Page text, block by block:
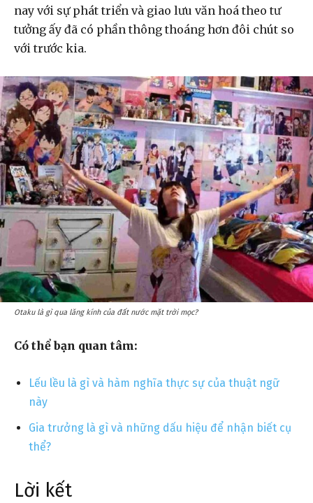
nay với sự phát triển và giao lưu văn hoá theo tư
tưởng ấy đã có phần thông thoáng hơn đôi chút so
với trước kia.
Otaku là gì qua lăng kính của đất nước mặt trời mọc?
Có thể bạn quan tâm:
Lếu lều là gì và hàm nghĩa thực sự của thuật ngữ
này
Gia trưởng là gì và những dấu hiệu để nhận biết cụ
thể?
Lời kết